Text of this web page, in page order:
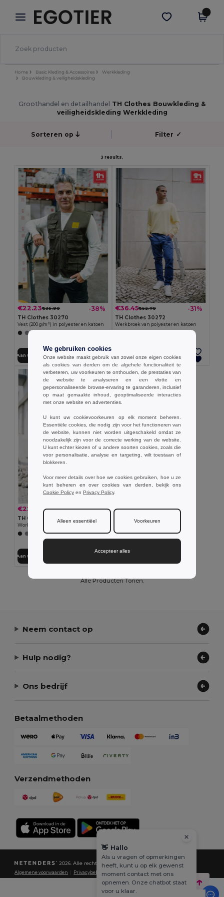
× Egotier-app
Betere prijzen in de app!
Download app
Home Basic Kleding & Accessoires
Werkkleding
Bouwkleding & veiligheidskleding
Groothandel en detailhandel TH Clothes Bouwkleding &
veiligheidskleding Werkkleding
Sorteren op Filter ✓
3 results.
€22.23€35.90 -38%
TH Clothes 30270
Vest (200 g/m²) in polyester en katoen
Aan winkelwagen toevoegen
€36.45€52.70 -31%
TH Clothes 30272
Werkbroek van polyester en katoen
Aan winkelwagen toevoegen
€22.53 €34.77 -35%
TH Clothes 30177
Workwear gevoerde bodywarmer
+1 Kleuren
Aan winkelwagen toevoegen
Alle Producten Tonen.
Neem contact op
Hulp nodig?
Ons bedrijf
Betaalmethoden
Verzendmethoden
2026. Alle rechten voorbehouden
Algemene voorwaarden Privacybeleid|Cookiebeleid| Sitemap
We gebruiken cookies
Onze website maakt gebruik van zowel onze eigen cookies
als cookies van derden om de algehele functionaliteit te
verbeteren, uw voorkeuren te onthouden, de prestaties van
de website te analyseren en een vlotte en
gepersonaliseerde browse-ervaring te garanderen, inclusief
op maat gemaakte inhoud, geoptimaliseerde interacties
met onze website en advertenties.
U kunt uw cookievoorkeuren op elk moment beheren.
Essentiële cookies, die nodig zijn voor het functioneren van
de website, kunnen niet worden uitgeschakeld omdat ze
noodzakelijk zijn voor de correcte werking van de website.
U kunt echter kiezen of u andere soorten cookies, zoals die
voor personalisatie, analyse en targeting, wilt toestaan of
blokkeren.
Voor meer details over hoe we cookies gebruiken, hoe u ze
kunt beheren en over cookies van derden, bekijk ons
Cookie Policy en Privacy Policy.
Alleen essentiëel Voorkeuren
Accepteer alles
👋 Hallo
Als u vragen of opmerkingen
heeft, kunt u op elk gewenst
moment contact met ons
opnemen. Onze chatbot staat
voor u klaar.